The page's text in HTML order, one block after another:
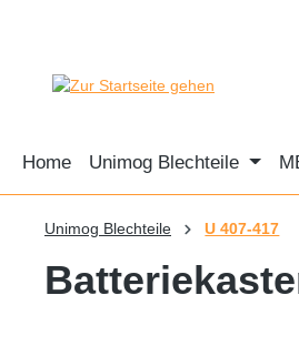
Home Unimog Blechteile
Unimog Blechteile U 407-417